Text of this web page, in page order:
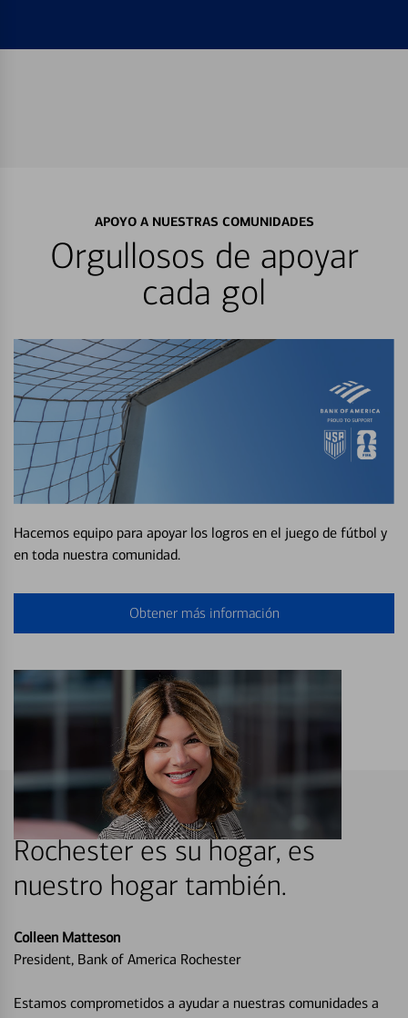
APOYO A NUESTRAS COMUNIDADES
Orgullosos de apoyar
cada gol
Hacemos equipo para apoyar los logros en el juego de fútbol y
en toda nuestra comunidad.
Obtener más información
Rochester es su hogar, es
nuestro hogar también.
Colleen Matteson
President, Bank of America Rochester
Estamos comprometidos a ayudar a nuestras comunidades a